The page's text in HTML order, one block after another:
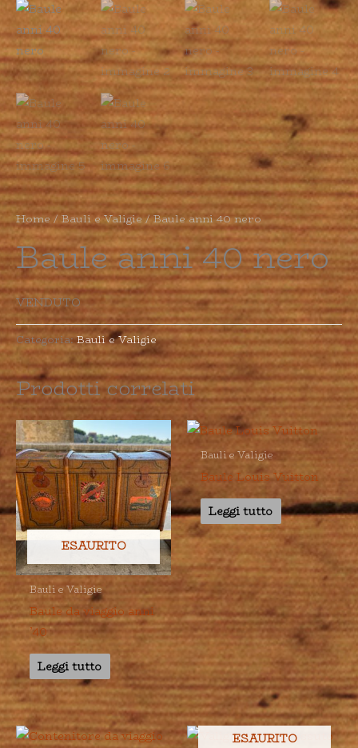
Home /Bauli e Valigie/ Baule anni 40 nero
Baule anni 40 nero
VENDUTO
Categoria:Bauli e Valigie
Prodotti correlati
ESAURITO
Bauli e Valigie
Baule da viaggio anni
’40
Leggi tutto
Bauli e Valigie
Baule Louis Vuitton
Leggi tutto
ESAURITO